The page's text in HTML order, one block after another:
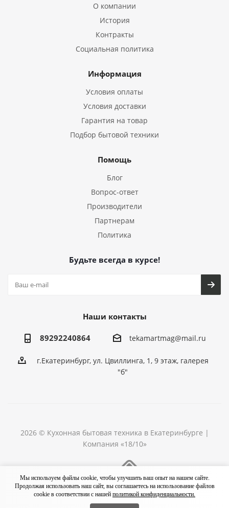
О компании
История
Контракты
Социальная политика
Информация
Условия оплаты
Условия доставки
Гарантия на товар
Подбор бытовой техники
Помощь
Блог
Вопрос-ответ
Производители
Партнерам
Политика
Будьте всегда в курсе!
Наши контакты
89292240864 tekamartmag@mail.ru
г.Екатеринбург, ул. Цвиллинга, 1, 9 этаж, галерея
"б"
2026 © Кухонная бытовая техника в Екатеринбурге |
Компания «18/10»
Мы используем файлы cookie, чтобы улучшить ваш опыт на нашем сайте.
Продолжая использовать наш сайт, вы соглашаетесь на использование файлов
cookie в соответствии с нашей политикой конфиденциальности.